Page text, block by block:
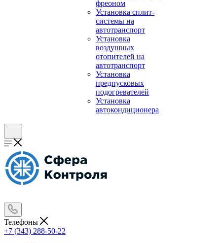
фреоном
Установка сплит-
системы на
автотранспорт
Установка
воздушных
отопителей на
автотранспорт
Установка
предпусковых
подогревателей
Установка
автокондиционера
Телефоны
+7 (343) 288-50-22